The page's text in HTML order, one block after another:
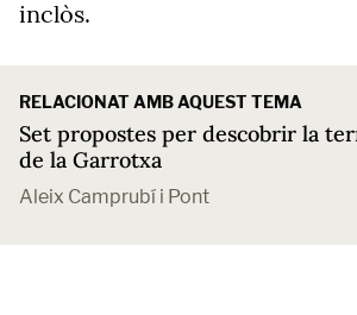
inclòs.
RELACIONAT AMB AQUEST TEMA
Set propostes per descobrir la
de la Garrotxa
Aleix Camprubí i Pont